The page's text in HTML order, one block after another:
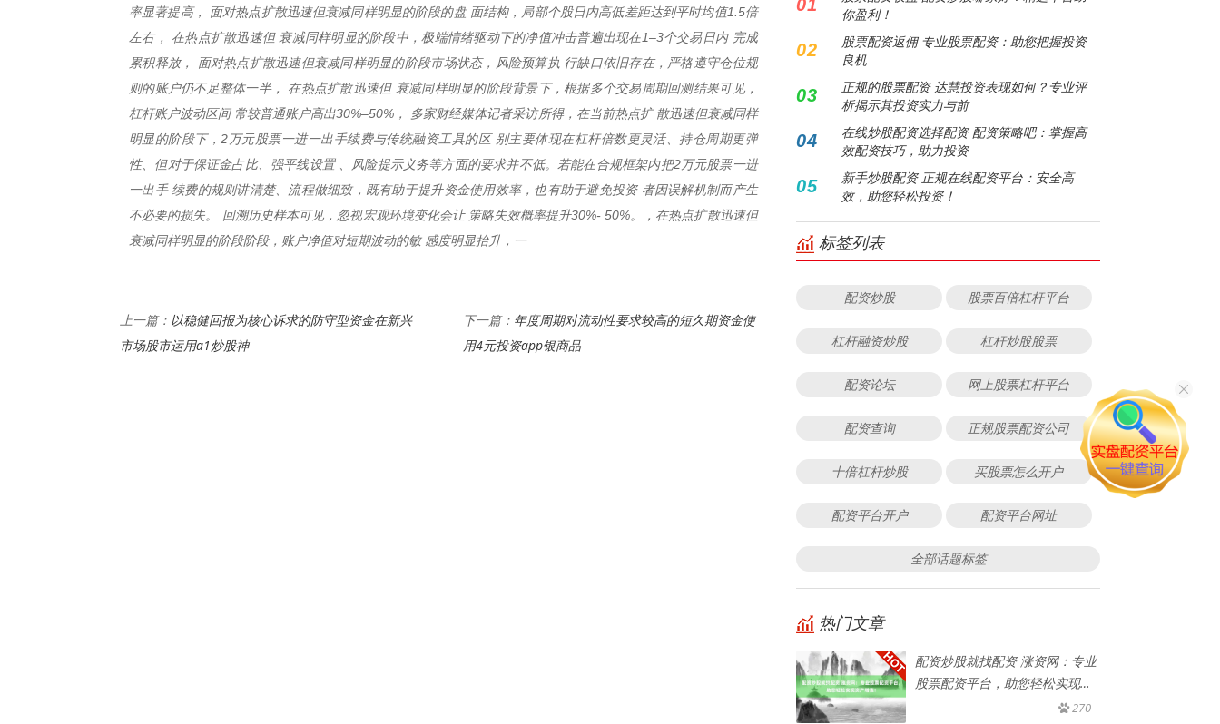
率显著提高， 面对热点扩散迅速但衰减同样明显的阶段的盘 面结构，局部个股日内高低差距达到平时均值1.5倍
左右， 在热点扩散迅速但 衰减同样明显的阶段中，极端情绪驱动下的净值冲击普遍出现在1–3个交易日内 完成
累积释放， 面对热点扩散迅速但衰减同样明显的阶段市场状态，风险预算执 行缺口依旧存在，严格遵守仓位规
则的账户仍不足整体一半， 在热点扩散迅速但 衰减同样明显的阶段背景下，根据多个交易周期回测结果可见，
杠杆账户波动区间 常较普通账户高出30%–50%， 多家财经媒体记者采访所得，在当前热点扩 散迅速但衰减同样
明显的阶段下，2万元股票一进一出手续费与传统融资工具的区 别主要体现在杠杆倍数更灵活、持仓周期更弹
性、但对于保证金占比、强平线设置 、风险提示义务等方面的要求并不低。若能在合规框架内把2万元股票一进
一出手 续费的规则讲清楚、流程做细致，既有助于提升资金使用效率，也有助于避免投资 者因误解机制而产生
不必要的损失。 回溯历史样本可见，忽视宏观环境变化会让 策略失效概率提升30%- 50%。，在热点扩散迅速但
衰减同样明显的阶段阶段，账户净值对短期波动的敏 感度明显抬升，一
上一篇： 以稳健回报为核心诉求的防守型资金在新兴
市场股市运用a1炒股神
下一篇： 年度周期对流动性要求较高的短久期资金使
用4元投资app银商品
01
你盈利！
02
股票配资返佣 专业股票配资：助您把握投资
良机
03
正规的股票配资 达慧投资表现如何？专业评
析揭示其投资实力与前
04
在线炒股配资选择配资 配资策略吧：掌握高
效配资技巧，助力投资
05
新手炒股配资 正规在线配资平台：安全高
效，助您轻松投资！
标签列表
配资炒股 股票百倍杠杆平台
杠杆融资炒股 杠杆炒股股票
配资论坛 网上股票杠杆平台
配资查询 正规股票配资公司
十倍杠杆炒股 买股票怎么开户
配资平台开户 配资平台网址
全部话题标签
热门文章
配资炒股就找配资 涨资网：专业
股票配资平台，助您轻松实现资
270